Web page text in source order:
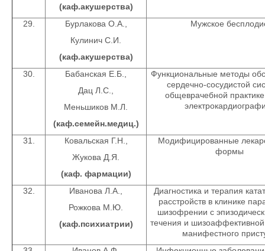
(каф.акушерства)
29.
Бурлакова О.А.,
Кулинич С.И.
(каф.акушерства)
Мужское
30.
Бабанская Е.Б.,
Дац Л.С.,
Меньшиков М.Л.
(каф.семейн.медиц.)
Функциональные методы
сердечно-сосудистой
общеврачебной
31.
Ковальская Г.Н.,
Жукова Д.Я.
(каф. фармации)
Модифицированные
формы
32.
Иванова Л.А.,
Рожкова М.Ю.
(каф.психиатрии)
Диагностика и терапия
расстройств в клинике
шизофрении с
течения и шизоаффективной
манифестного